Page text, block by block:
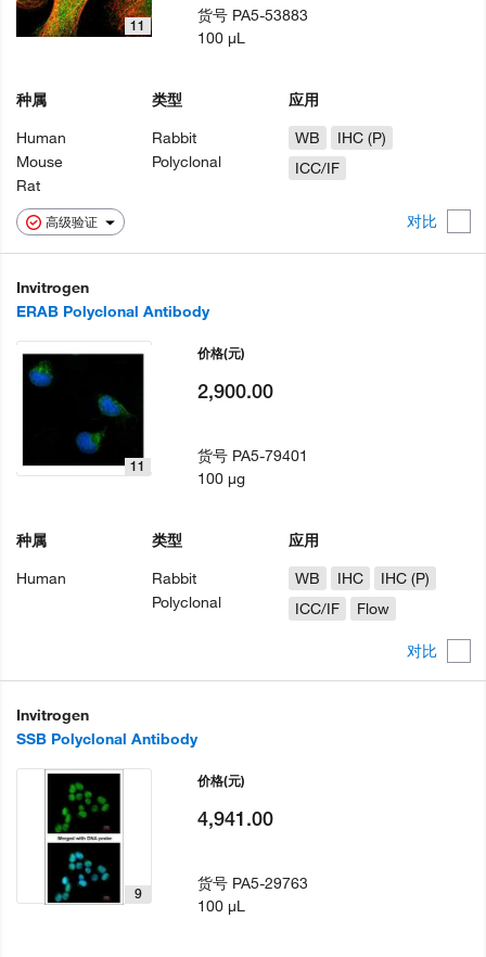
高级验证 对比
11
种属
Human
Mouse
Rat
类型
Rabbit
Polyclonal
应用
WB
IHC (P)
ICC/IF
货号 PA5-53883
100 µL
Invitrogen
ERAB Polyclonal Antibody
对比
11
种属
Human
类型
Rabbit
Polyclonal
应用
WB
IHC
IHC (P)
ICC/IF
Flow
价格(元)
2,900.00
货号 PA5-79401
100 µg
Invitrogen
SSB Polyclonal Antibody
9
价格(元)
4,941.00
货号 PA5-29763
100 µL